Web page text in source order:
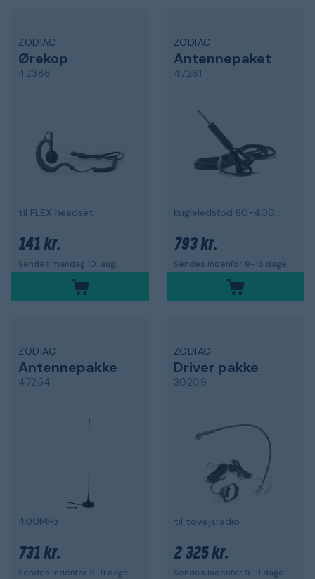
ZODIAC
Ørekop
42386
til FLEX headset
141 kr.
Sendes mandag 10. aug.
ZODIAC
Antennepaket
47261
kugleledsfod 80-400 MHz
793 kr.
Sendes indenfor 9-16 dage
ZODIAC
Antennepakke
47254
400MHz
731 kr.
Sendes indenfor 9-11 dage
ZODIAC
Driver pakke
30209
til tovejsradio
2 325 kr.
Sendes indenfor 9-11 dage